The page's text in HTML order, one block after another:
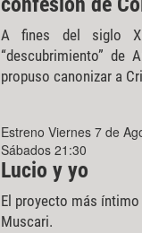
A fines del siglo
“descubrimiento” de
propuso canonizar a
Estreno Viernes 7 de
Sábados 21:30
Lucio y yo
El proyecto más
Muscari.